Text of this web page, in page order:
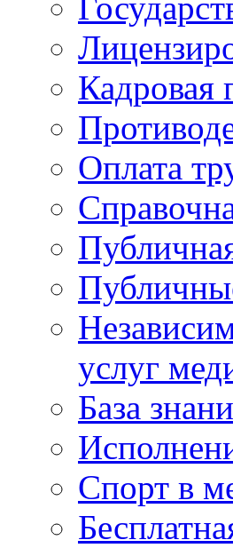
Кадровая
Оплата
услуг
База
Спорт в